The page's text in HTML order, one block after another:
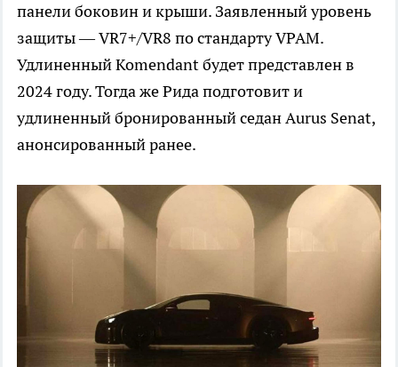
панели боковин и крыши. Заявленный уровень
защиты — VR7+/VR8 по стандарту VPAM.
Удлиненный Komendant будет представлен в
2024 году. Тогда же Рида подготовит и
удлиненный бронированный седан Aurus Senat,
анонсированный ранее.